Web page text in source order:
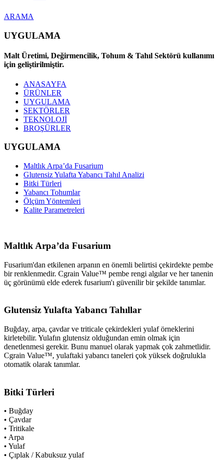
ARAMA
UYGULAMA
Malt Üretimi, Değirmencilik, Tohum & Tahıl Sektörü kullanımı
için geliştirilmiştir.
ANASAYFA
ÜRÜNLER
UYGULAMA
SEKTÖRLER
TEKNOLOJİ
BROŞÜRLER
UYGULAMA
Maltlık Arpa’da Fusarium
Glutensiz Yulafta Yabancı Tahıl Analizi
Bitki Türleri
Yabancı Tohumlar
Ölçüm Yöntemleri
Kalite Parametreleri
Maltlık Arpa’da Fusarium
Fusarium'dan etkilenen arpanın en önemli belirtisi çekirdekte pembe
bir renklenmedir. Cgrain Value™ pembe rengi algılar ve her tanenin
üç görünümü elde ederek fusarium'ı güvenilir bir şekilde tanımlar.
Glutensiz Yulafta Yabancı Tahıllar
Buğday, arpa, çavdar ve triticale çekirdekleri yulaf örneklerini
kirletebilir. Yulafın glutensiz olduğundan emin olmak için
denetlenmesi gerekir. Bunu manuel olarak yapmak çok zahmetlidir.
Cgrain Value™, yulaftaki yabancı taneleri çok yüksek doğrulukla
otomatik olarak tanımlar.
Bitki Türleri
• Buğday
• Çavdar
• Tritikale
• Arpa
• Yulaf
• Çıplak / Kabuksuz yulaf